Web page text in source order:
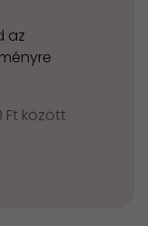
az
Ft között